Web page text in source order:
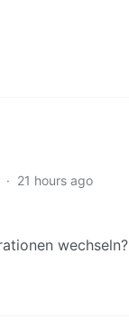
· 21 hours ago
wechseln?